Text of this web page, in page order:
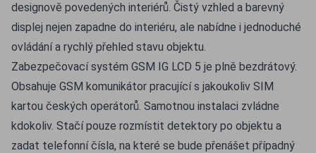
designově povedených interiérů. Čistý vzhled a barevný
displej nejen zapadne do interiéru, ale nabídne i jednoduché
ovládání a rychlý přehled stavu objektu.
Zabezpečovací systém GSM IG LCD 5 je plně bezdrátový.
Obsahuje GSM komunikátor pracující s jakoukoliv SIM
kartou českých operátorů. Samotnou instalaci zvládne
kdokoliv. Stačí pouze rozmístit detektory po objektu a
zadat telefonní čísla, na které se bude přenášet případný